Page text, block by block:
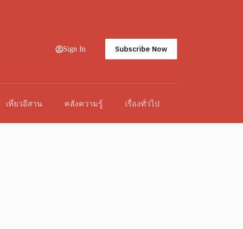
Sign In Subscribe Now
เที่ยวอีสาน คลังความรู้ เรื่องทั่วไป